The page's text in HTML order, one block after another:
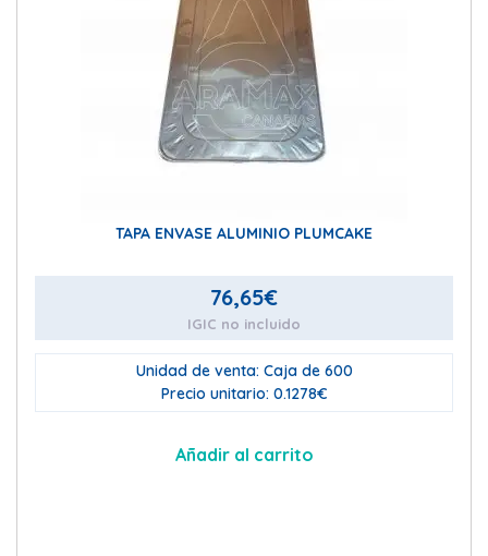
TAPA ENVASE ALUMINIO PLUMCAKE
76,65€
IGIC no incluido
Unidad de venta: Caja de 600
Precio unitario: 0.1278€
Añadir al carrito